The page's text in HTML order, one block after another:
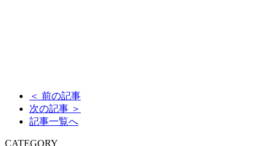
＜ 前の記事
次の記事 ＞
記事一覧へ
CATEGORY